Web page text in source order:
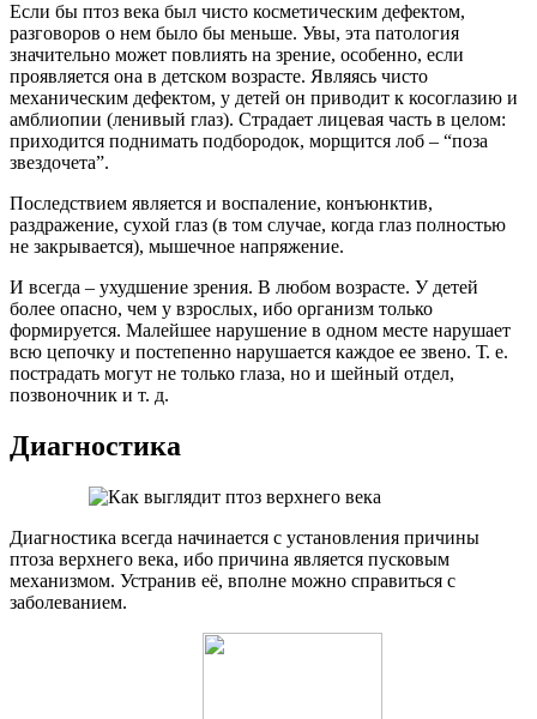
Если бы птоз века был чисто косметическим дефектом,
разговоров о нем было бы меньше. Увы, эта патология
значительно может повлиять на зрение, особенно, если
проявляется она в детском возрасте. Являясь чисто
механическим дефектом, у детей он приводит к косоглазию и
амблиопии (ленивый глаз). Страдает лицевая часть в целом:
приходится поднимать подбородок, морщится лоб – “поза
звездочета”.
Последствием является и воспаление, конъюнктив,
раздражение, сухой глаз (в том случае, когда глаз полностью
не закрывается), мышечное напряжение.
И всегда – ухудшение зрения. В любом возрасте. У детей
более опасно, чем у взрослых, ибо организм только
формируется. Малейшее нарушение в одном месте нарушает
всю цепочку и постепенно нарушается каждое ее звено. Т. е.
пострадать могут не только глаза, но и шейный отдел,
позвоночник и т. д.
Диагностика
Диагностика всегда начинается с установления причины
птоза верхнего века, ибо причина является пусковым
механизмом. Устранив её, вполне можно справиться с
заболеванием.